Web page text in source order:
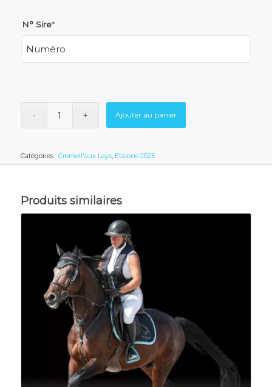
N° Sire*
Ajouter au panier
Catégories : Cremell'aux Lays, Etalons 2025
Produits similaires